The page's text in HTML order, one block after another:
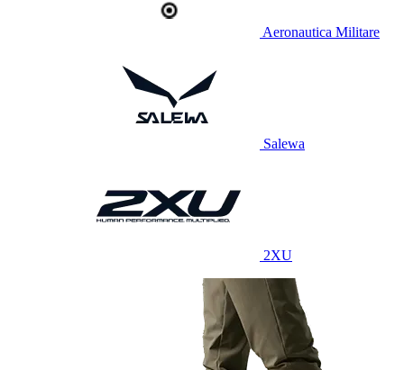
Aeronautica Militare
Salewa
2XU